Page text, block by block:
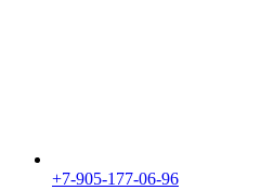
+7-905-177-06-96